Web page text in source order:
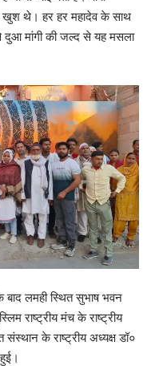
खुश थे। हर हर महादेव के साथ
दुआ मांगी की जल्द से यह मसला
बाद लमही स्थित सुभाष भवन
राष्ट्रीय मंच के राष्ट्रीय
के राष्ट्रीय अध्यक्ष डॉ०